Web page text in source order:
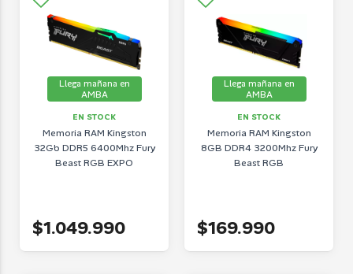
Llega mañana en
AMBA
EN STOCK
Memoria RAM Kingston
32Gb DDR5 6400Mhz Fury
Beast RGB EXPO
$1.049.990
Llega mañana en
AMBA
EN STOCK
Memoria RAM Kingston
8GB DDR4 3200Mhz Fury
Beast RGB
$169.990